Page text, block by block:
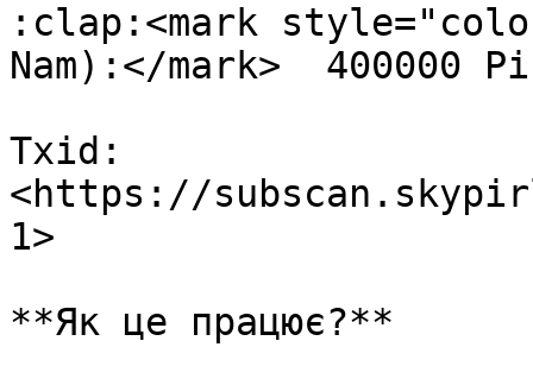
:clap:<mark
Nam):</mark>  400000
Txid:
<https://
1>
**Як це працює?**